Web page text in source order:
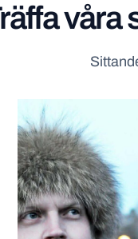
våra